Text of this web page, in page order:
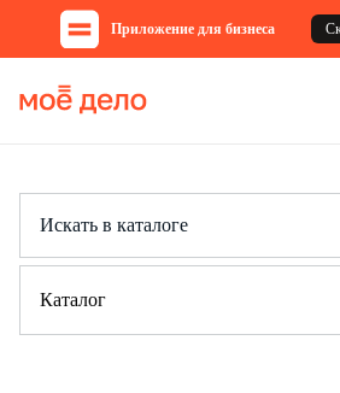
Приложение для бизнеса
Каталог